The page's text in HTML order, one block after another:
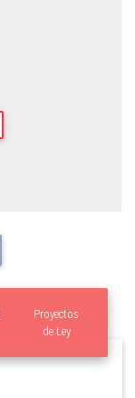
Proyectos
de Ley